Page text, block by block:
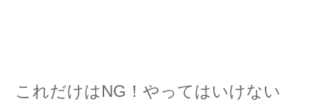
これだけはNG！やってはいけない